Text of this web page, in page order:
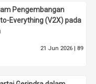
Pengembangan
Everything (V2X) pada
21 Jun 2026 | 89